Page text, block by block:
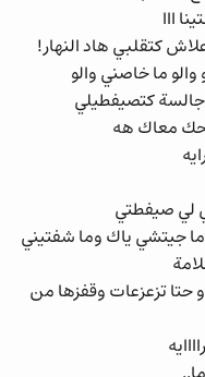
ااا
كتقلبي هاد النهار!
ما خاصني والو
كتصيفطيلي
معاك هه
جيتشي ياك وما شفتيني
حتا تزعزعات وقفزها من